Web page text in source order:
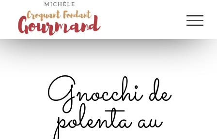
Gnocchi de
polenta au